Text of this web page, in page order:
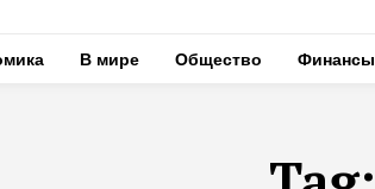
В мире Общество Финансы